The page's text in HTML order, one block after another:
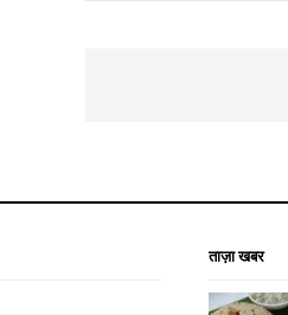
ताज़ा खबर